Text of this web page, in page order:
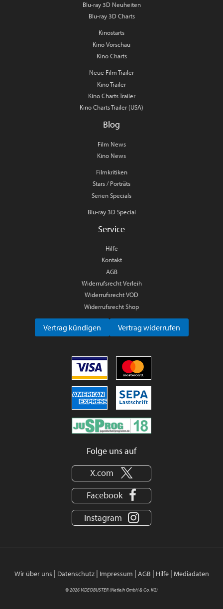
Blu-ray 3D Neuheiten
Blu-ray 3D Charts
Kinostarts
Kino Vorschau
Kino Charts
Neue Film Trailer
Kino Trailer
Kino Charts Trailer
Kino Charts Trailer (USA)
Blog
Film News
Kino News
Filmkritiken
Stars / Porträts
Serien Specials
Blu-ray 3D Special
Service
Hilfe
Kontakt
AGB
Widerrufsrecht Verleih
Widerrufsrecht VOD
Widerrufsrecht Shop
Vertrag kündigen Vertrag widerrufen
Folge uns auf
X.com
Facebook
Instagram
Wir über uns | Datenschutz| Impressum | AGB | Hilfe| Mediadaten
© 2026 VIDEOBUSTER (Netleih GmbH & Co. KG)